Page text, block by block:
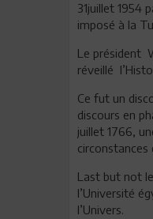
31juillet 1954
imposé à la
Le président
réveillé
Ce fut un
discours en
juillet 1766,
circonstances
Last but not
l’Université
l’Univers.